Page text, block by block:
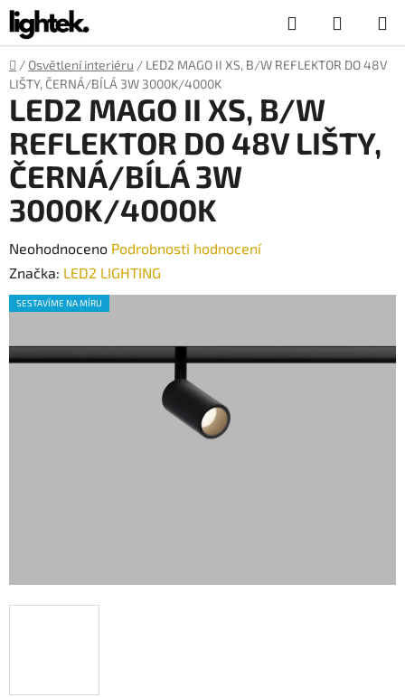
Přejít
na
obsah
Hledat
KOŠÍK
Domů
/ Osvětlení interiéru / LED2 MAGO II XS, B/W REFLEKTOR DO 48V
LIŠTY, ČERNÁ/BÍLÁ 3W 3000K/4000K
LED2 MAGO II XS, B/W
REFLEKTOR DO 48V LIŠTY,
ČERNÁ/BÍLÁ 3W
3000K/4000K
Průměrné
hodnocení
produktu
0,0
Neohodnoceno Podrobnosti hodnocení
Značka: LED2 LIGHTING
SESTAVÍME NA MÍRU